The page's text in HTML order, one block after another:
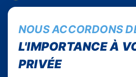
Suivez-nous...
Facebook
Instagram
Linkedin
NOUS ACCORDONS
L'IMPORTANCE À
PRIVÉE